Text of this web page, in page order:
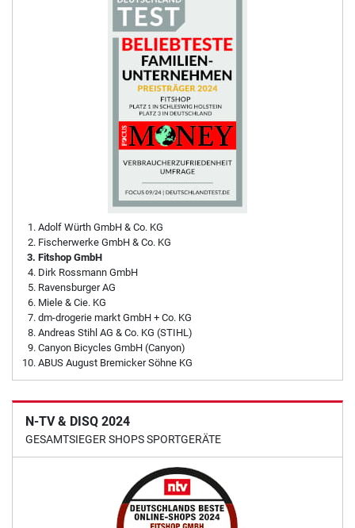
Adolf Würth GmbH & Co. KG
Fischerwerke GmbH & Co. KG
Fitshop GmbH
Dirk Rossmann GmbH
Ravensburger AG
Miele & Cie. KG
dm-drogerie markt GmbH + Co. KG
Andreas Stihl AG & Co. KG (STIHL)
Canyon Bicycles GmbH (Canyon)
ABUS August Bremicker Söhne KG
N-TV & DISQ 2024
GESAMTSIEGER SHOPS SPORTGERÄTE